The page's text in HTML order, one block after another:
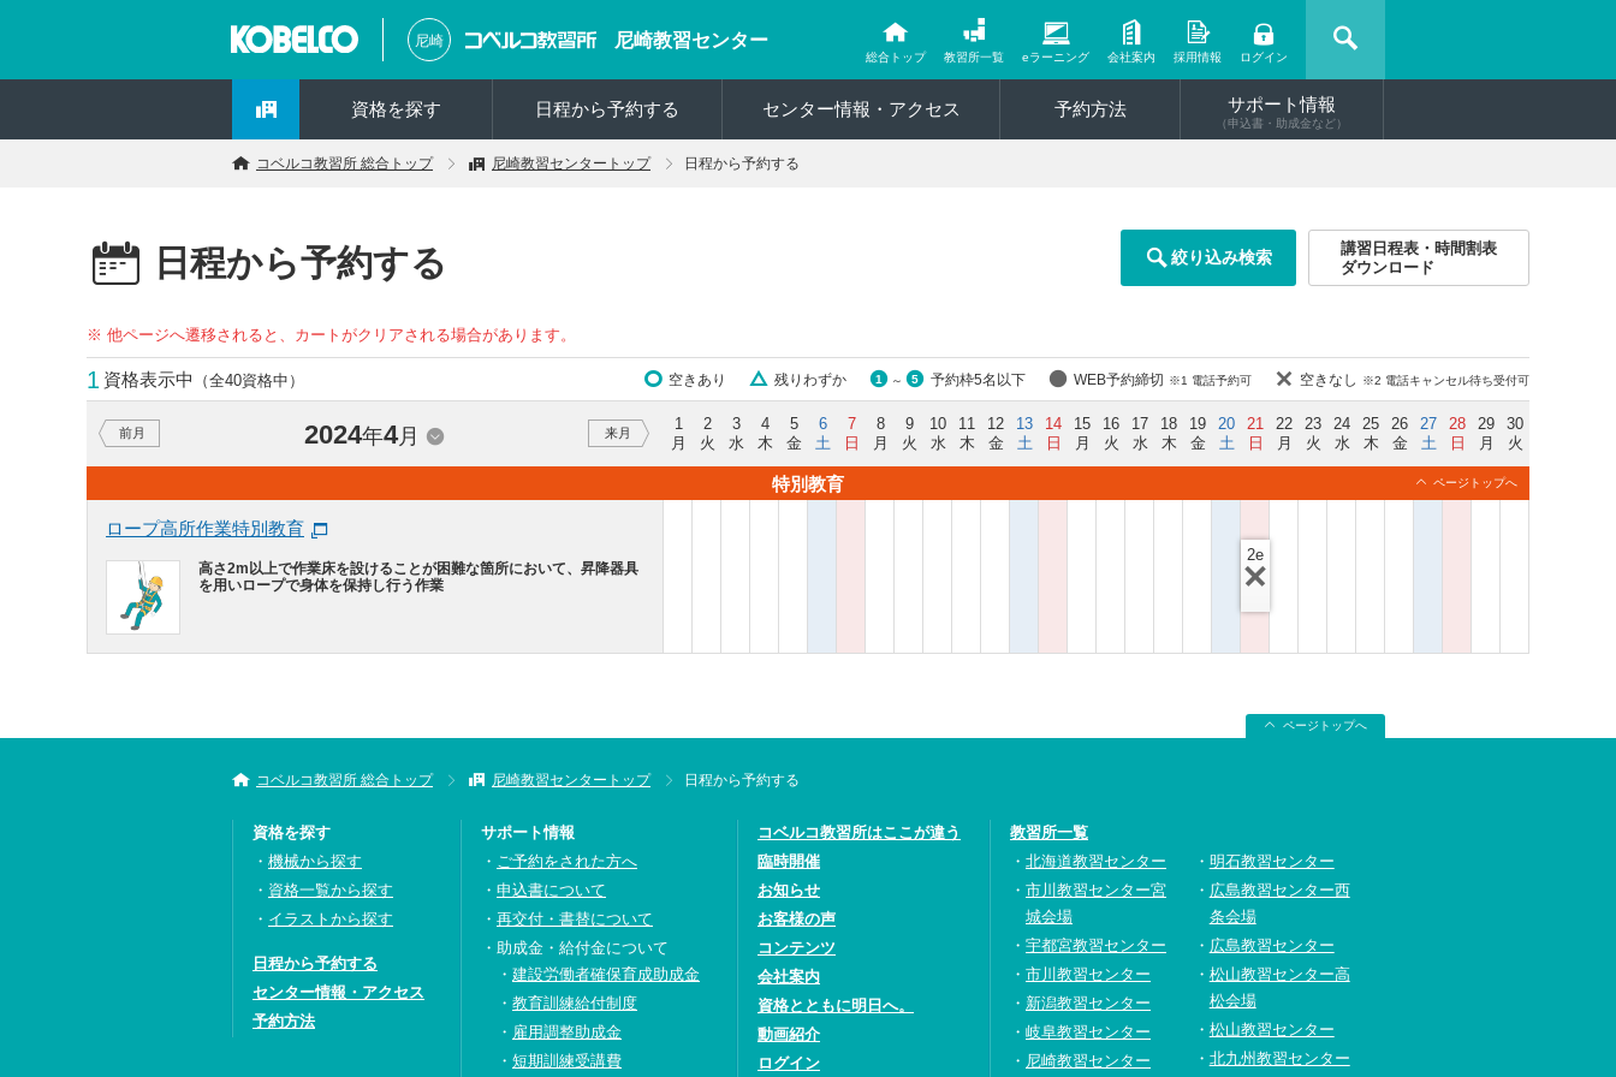
尼崎 尼崎教習センター
総合トップ 教習所一覧 eラーニング 会社案内 採用情報 ログイン
資格を探す 日程から予約する センター情報・アクセス 予約方法 サポート情報
（申込書・助成金など）
コベルコ教習所 総合トップ 尼崎教習センタートップ 日程から予約する
日程から予約する 絞り込み検索
講習日程表・時間割表
ダウンロード
※ 他ページへ遷移されると、カートがクリアされる場合があります。
1 資格表示中 （全40資格中） 空きあり 残りわずか 1 ～ 5 予約枠5名以下 WEB予約締切 ※1 電話予約可 空きなし ※2 電話キャンセル待ち受付可
前月 2024年4月 来月
1
月
2
火
3
水
4
木
5
金
6
土
7
日
8
月
9
火
10
水
11
木
12
金
13
土
14
日
15
月
16
火
17
水
18
木
19
金
20
土
21
日
22
月
23
火
24
水
25
木
26
金
27
土
28
日
29
月
30
火
特別教育 ページトップへ
ロープ高所作業特別教育
高さ2m以上で作業床を設けることが困難な箇所において、昇降器具
を用いロープで身体を保持し行う作業
2e
ページトップへ
コベルコ教習所 総合トップ 尼崎教習センタートップ 日程から予約する
資格を探す
機械から探す
資格一覧から探す
イラストから探す
日程から予約する
センター情報・アクセス
予約方法
サポート情報
ご予約をされた方へ
申込書について
再交付・書替について
助成金・給付金について
建設労働者確保育成助成金
教育訓練給付制度
雇用調整助成金
短期訓練受講費
コベルコ教習所はここが違う
臨時開催
お知らせ
お客様の声
コンテンツ
会社案内
資格とともに明日へ。
動画紹介
ログイン
教習所一覧
北海道教習センター
市川教習センター宮
城会場
宇都宮教習センター
市川教習センター
新潟教習センター
岐阜教習センター
尼崎教習センター
明石教習センター
広島教習センター西
条会場
広島教習センター
松山教習センター高
松会場
松山教習センター
北九州教習センター